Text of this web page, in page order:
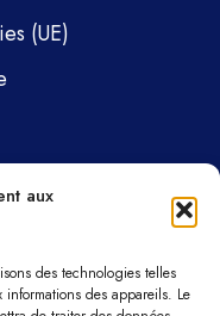
aux
des technologies telles
des appareils. Le
(UE)